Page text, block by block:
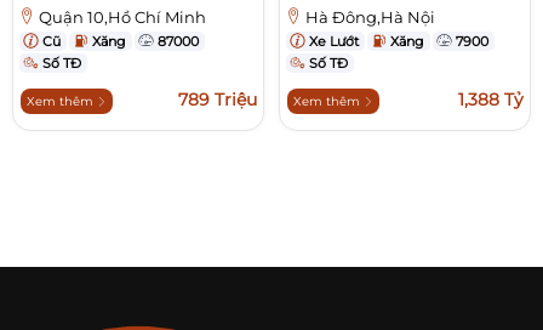
Quận 10,Hồ Chí Minh
Cũ Xăng
87000
Số TĐ
Xem thêm 789 Triệu
Hà Đông,Hà Nội
Xe Lướt Xăng
7900
Số TĐ
Xem thêm 1,388 Tỷ